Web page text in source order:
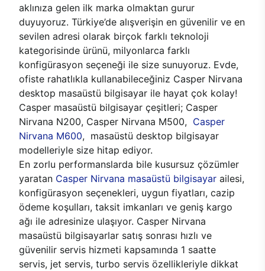
aklınıza gelen ilk marka olmaktan gurur
duyuyoruz. Türkiye’de alışverişin en güvenilir ve en
sevilen adresi olarak birçok farklı teknoloji
kategorisinde ürünü, milyonlarca farklı
konfigürasyon seçeneği ile size sunuyoruz. Evde,
ofiste rahatlıkla kullanabileceğiniz Casper Nirvana
desktop masaüstü bilgisayar ile hayat çok kolay!
Casper masaüstü bilgisayar çeşitleri; Casper
Nirvana N200, Casper Nirvana M500, Casper
Nirvana M600, masaüstü desktop bilgisayar
modelleriyle size hitap ediyor.
En zorlu performanslarda bile kusursuz çözümler
yaratan Casper Nirvana masaüstü bilgisayar ailesi,
konfigürasyon seçenekleri, uygun fiyatları, cazip
ödeme koşulları, taksit imkanları ve geniş kargo
ağı ile adresinize ulaşıyor. Casper Nirvana
masaüstü bilgisayarlar satış sonrası hızlı ve
güvenilir servis hizmeti kapsamında 1 saatte
servis, jet servis, turbo servis özellikleriyle dikkat